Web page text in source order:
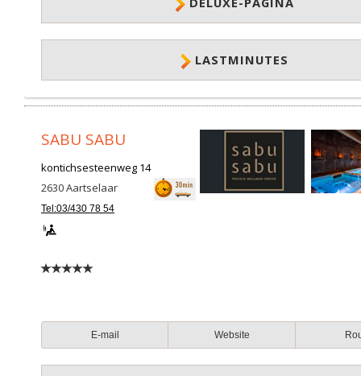
LASTMINUTES
SABU SABU
kontichsesteenweg 14
2630Aartselaar
Tel:03/430 78 54
E-mail Website